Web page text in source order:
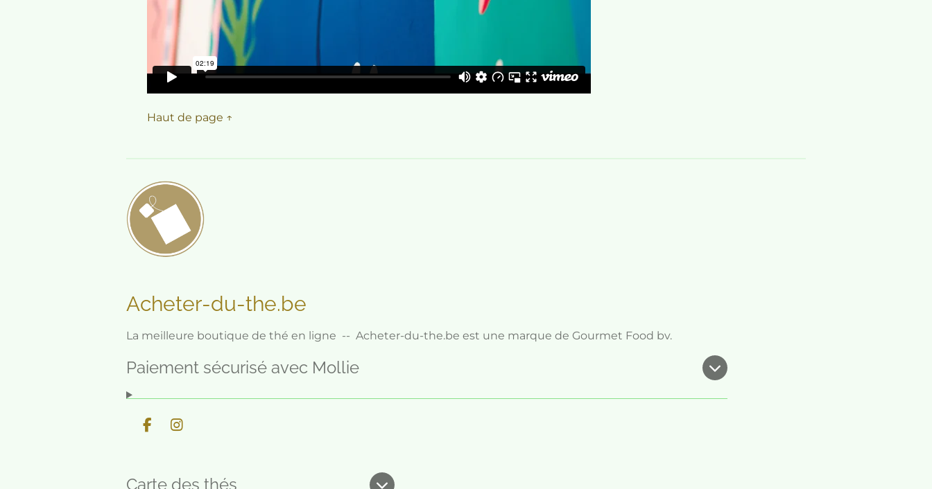
Haut de page ↑
Acheter-du-the.be
La meilleure boutique de thé en ligne -- Acheter-du-the.be est une marque de Gourmet Food bv.
Paiement sécurisé avec Mollie
F
b
I
a
Carte des thés